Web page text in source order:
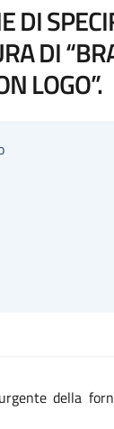
DI
DI
LOGO”.
della